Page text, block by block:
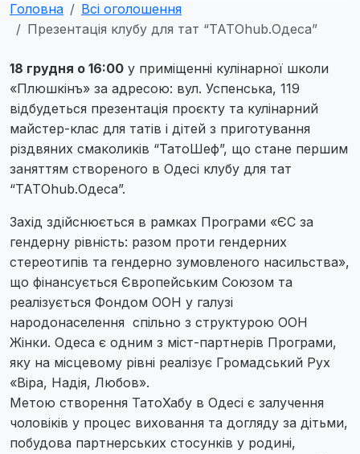
Головна
Всі оголошення
Презентація клубу для тат “ТАТОhub.Одеса”
18 грудня о 16:00 у приміщенні кулінарної школи
«Плюшкінъ» за адресою: вул. Успенська, 119
відбудеться презентація проєкту та кулінарний
майстер-клас для татів і дітей з приготування
різдвяних смаколиків “ТатоШеф”, що стане першим
заняттям створеного в Одесі клубу для тат
“ТАТОhub.Одеса”.
Захід здійснюється в рамках Програми «ЄС за
гендерну рівність: разом проти гендерних
стереотипів та гендерно зумовленого насильства»,
що фінансується Європейським Союзом та
реалізується Фондом ООН у галузі
народонаселення спільно з структурою ООН
Жінки. Одеса є одним з міст-партнерів Програми,
яку на місцевому рівні реалізує Громадський Рух
«Віра, Надія, Любов».
Метою створення ТатоХабу в Одесі є залучення
чоловіків у процес виховання та догляду за дітьми,
побудова партнерських стосунків у родині,